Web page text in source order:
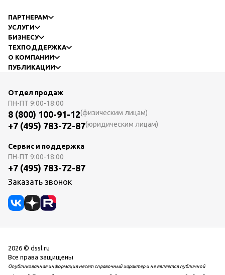
ПАРТНЕРАМ
УСЛУГИ
БИЗНЕСУ
ТЕХПОДДЕРЖКА
О КОМПАНИИ
ПУБЛИКАЦИИ
Отдел продаж
ПН-ПТ 9:00-18:00
8 (800) 100-91-12(физическим лицам)
+7 (495) 783-72-87(юридическим лицам)
Сервис и поддержка
ПН-ПТ 9:00-18:00
+7 (495) 783-72-87
Заказать звонок
2026 © dssl.ru
Все права защищены
Опубликованная информация несет справочный характер и не является публичной